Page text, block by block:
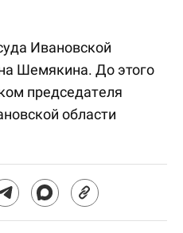
Ивановской
Шемякина. До этого
председателя
области